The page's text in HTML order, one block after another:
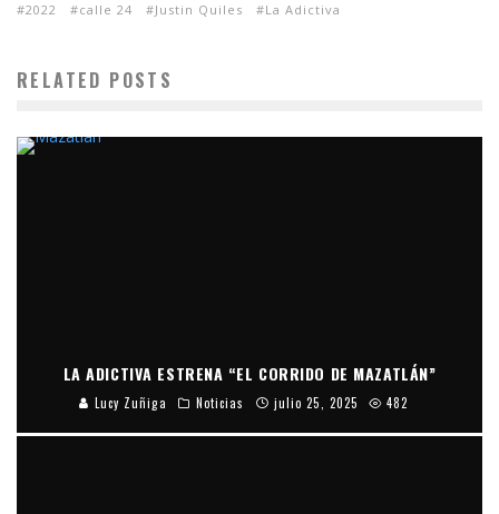
2022 calle 24 Justin Quiles La Adictiva
RELATED POSTS
LA ADICTIVA ESTRENA “EL CORRIDO DE MAZATLÁN”
Lucy Zuñiga Noticias julio 25, 2025 482